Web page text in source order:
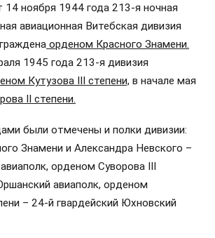
ноября 1944 года 213-я ночная
авиационная Витебская дивизия
орденом Красного Знамени.
1945 года 213-я дивизия
Кутузова III степени, в начале мая
II степени.
были отмечены и полки дивизии:
Знамени и Александра Невского –
орденом Суворова III
авиаполк, орденом
– 24-й гвардейский Юхновский